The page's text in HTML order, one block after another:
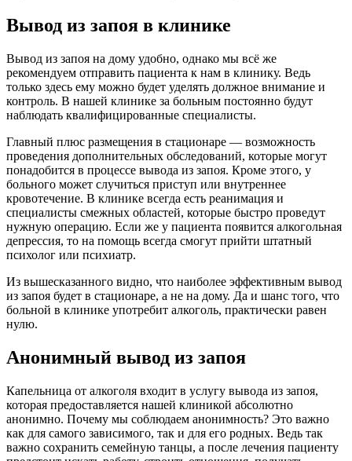
Вывод из запоя в клинике
Вывод из запоя на дому удобно, однако мы всё же
рекомендуем отправить пациента к нам в клинику. Ведь
только здесь ему можно будет уделять должное внимание и
контроль. В нашей клинике за больным постоянно будут
наблюдать квалифицированные специалисты.
Главный плюс размещения в стационаре — возможность
проведения дополнительных обследований, которые могут
понадобится в процессе вывода из запоя. Кроме этого, у
больного может случиться приступ или внутреннее
кровотечение. В клинике всегда есть реанимация и
специалисты смежных областей, которые быстро проведут
нужную операцию. Если же у пациента появится алкогольная
депрессия, то на помощь всегда смогут прийти штатный
психолог или психиатр.
Из вышесказанного видно, что наиболее эффективным вывод
из запоя будет в стационаре, а не на дому. Да и шанс того, что
больной в клинике употребит алкоголь, практически равен
нулю.
Анонимный вывод из запоя
Капельница от алкоголя входит в услугу вывода из запоя,
которая предоставляется нашей клиникой абсолютно
анонимно. Почему мы соблюдаем анонимность? Это важно
как для самого зависимого, так и для его родных. Ведь так
важно сохранить семейную танцы, а после лечения пациенту